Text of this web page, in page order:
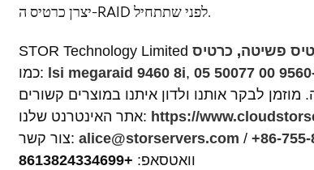
יצרן כרטיס ה-RAID לפני שתתחיל.
פשיטה,
כמו: lsi megaraid 9460 8i, 05 50077 00
אתר האינטרנט שלנו: https://
צור קשר: alice@storservers.com / +86-
וואטסאפ: +8613824334699